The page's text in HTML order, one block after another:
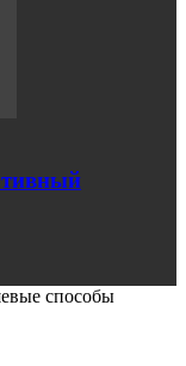
способы